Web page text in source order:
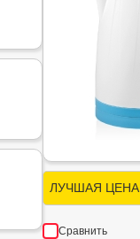
ЛУЧШАЯ ЦЕНА
Сравнить